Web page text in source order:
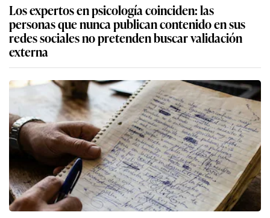
Los expertos en psicología coinciden: las
personas que nunca publican contenido en sus
redes sociales no pretenden buscar validación
externa